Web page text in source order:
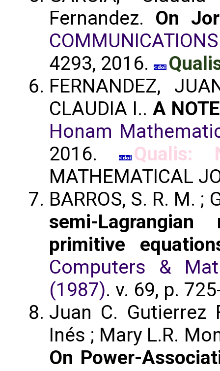
Fernandez. On
4293, 2016.
FERNANDEZ,
CLAUDIA I.. A
Honam
2016.
Qualis:
MATHEMATICAL
BARROS, S. R. M. ;
semi-
primitive
Computers &
(1987). v. 69, p.
Juan C. Gutierrez
Inés ; Mary L.R.
On Power-